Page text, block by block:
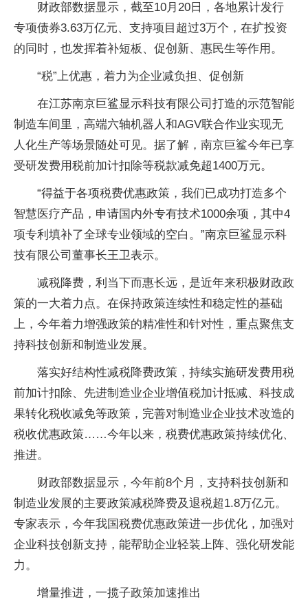
财政部数据显示，截至10月20日，各地累计发行
专项债券3.63万亿元、支持项目超过3万个，在扩投资
的同时，也发挥着补短板、促创新、惠民生等作用。
“税”上优惠，着力为企业减负担、促创新
在江苏南京巨鲨显示科技有限公司打造的示范智能
制造车间里，高端六轴机器人和AGV联合作业实现无
人化生产等场景随处可见。据了解，南京巨鲨今年已享
受研发费用税前加计扣除等税款减免超1400万元。
“得益于各项税费优惠政策，我们已成功打造多个
智慧医疗产品，申请国内外专有技术1000余项，其中4
项专利填补了全球专业领域的空白。”南京巨鲨显示科
技有限公司董事长王卫表示。
减税降费，利当下而惠长远，是近年来积极财政政
策的一大着力点。在保持政策连续性和稳定性的基础
上，今年着力增强政策的精准性和针对性，重点聚焦支
持科技创新和制造业发展。
落实好结构性减税降费政策，持续实施研发费用税
前加计扣除、先进制造业企业增值税加计抵减、科技成
果转化税收减免等政策，完善对制造业企业技术改造的
税收优惠政策……今年以来，税费优惠政策持续优化、
推进。
财政部数据显示，今年前8个月，支持科技创新和
制造业发展的主要政策减税降费及退税超1.8万亿元。
专家表示，今年我国税费优惠政策进一步优化，加强对
企业科技创新支持，能帮助企业轻装上阵、强化研发能
力。
增量推进，一揽子政策加速推出